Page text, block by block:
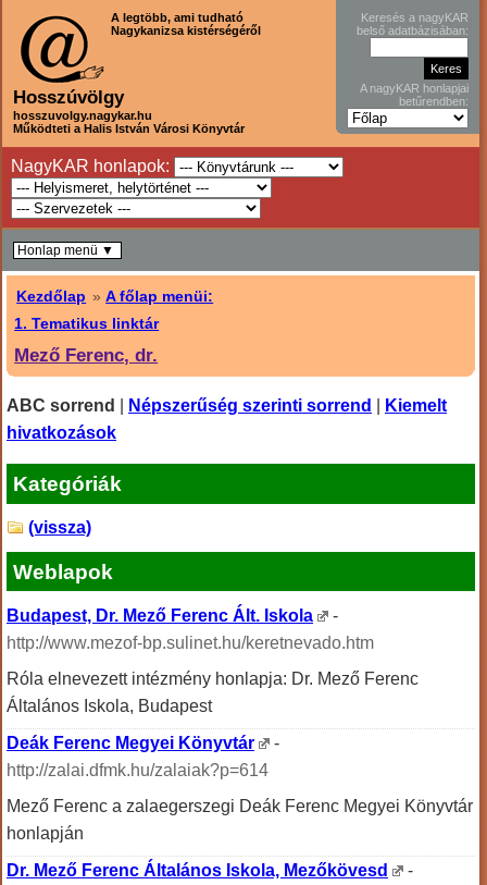
A legtöbb, ami tudható
Nagykanizsa kistérségéről
Hosszúvölgy
hosszuvolgy.nagykar.hu
Működteti a Halis István Városi Könyvtár
Keresés a nagyKAR
belső adatbázisában:
A nagyKAR honlapjai
betűrendben:
NagyKAR honlapok:
Kezdőlap »A főlap menüi:
1. Tematikus linktár
Mező Ferenc, dr.
ABC sorrend Népszerűség szerinti sorrend
Kiemelt
hivatkozások
Kategóriák
(vissza)
Weblapok
Budapest, Dr. Mező Ferenc Ált. Iskola
-
http://www.mezof-bp.sulinet.hu/keretnevado.htm
Róla elnevezett intézmény honlapja: Dr. Mező Ferenc
Általános Iskola, Budapest
Deák Ferenc Megyei Könyvtár
-
http://zalai.dfmk.hu/zalaiak?p=614
Mező Ferenc a zalaegerszegi Deák Ferenc Megyei Könyvtár
honlapján
Dr. Mező Ferenc Általános Iskola, Mezőkövesd
-
Honlap menü ▼